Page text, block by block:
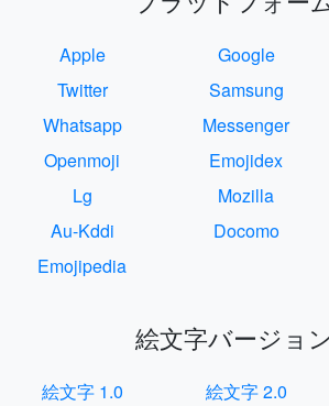
Apple Google
Twitter
Samsung
Whatsapp
Messenger
Openmoji
Emojidex
Lg
Mozilla
Au-Kddi
Docomo
Emojipedia
絵文字バージョ
絵文字 1.0 絵文字 2.0